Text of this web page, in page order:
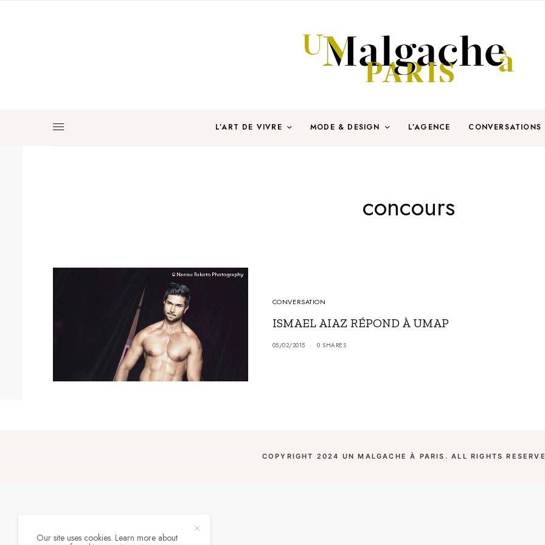
L’ART DE VIVRE MODE & DESIGN L’AGENCE CONVERSATIONS
concours
CONVERSATION
ISMAEL AIAZ RÉPOND À UMAP
05/02/2015 0 SHARES
COPYRIGHT 2024 UN MALGACHE À PARIS. ALL RIGHTS
Our site uses cookies. Learn more about